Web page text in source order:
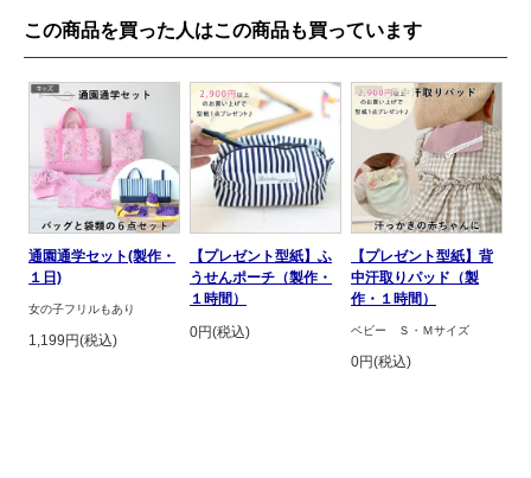
この商品を買った人はこの商品も買っています
通園通学セット(製作・
１日)
女の子フリルもあり
1,199円(税込)
【プレゼント型紙】ふ
うせんポーチ（製作・
１時間）
0円(税込)
【プレゼント型紙】背
中汗取りパッド（製
作・１時間）
ベビー Ｓ・Ｍサイズ
0円(税込)